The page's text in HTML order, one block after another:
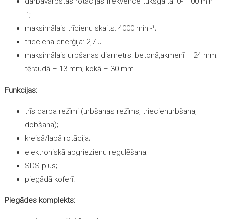
-¹;
maksimālais trīcienu skaits: 4000 min -¹;
trieciena enerģija: 2,7 J.
maksimālais urbšanas diametrs: betonā,akmenī – 24 mm;
tēraudā – 13 mm; kokā – 30 mm.
Funkcijas:
trīs darba režīmi (urbšanas režīms, triecienurbšana,
dobšana);
kreisā/labā rotācija;
elektroniskā apgriezienu regulēšana;
SDS plus;
piegādā koferī.
Piegādes komplekts: